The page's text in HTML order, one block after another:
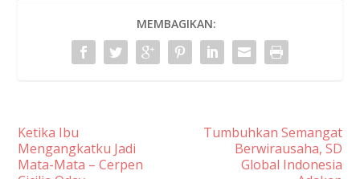
MEMBAGIKAN:
Ketika Ibu
Mengangkatku Jadi
Mata-Mata – Cerpen
Tumbuhkan Semangat
Berwirausaha, SD
Global Indonesia